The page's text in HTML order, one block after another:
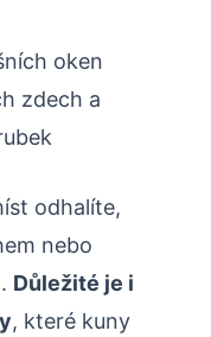
oken
zdech a⁤
odhalíte,
​nebo
Důležité‍ je i
, ⁣které‌ kuny